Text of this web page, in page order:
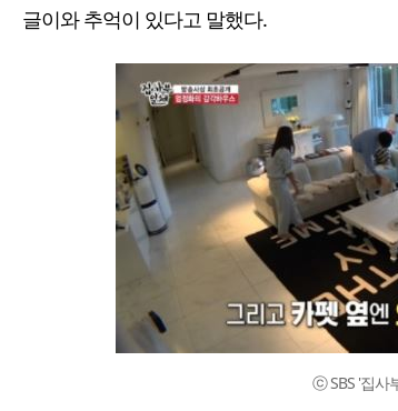
글이와 추억이 있다고 말했다.
ⓒ SBS '집사